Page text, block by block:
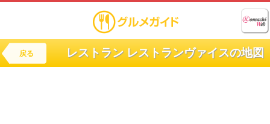
戻る レストラン レストランヴァイスの地図